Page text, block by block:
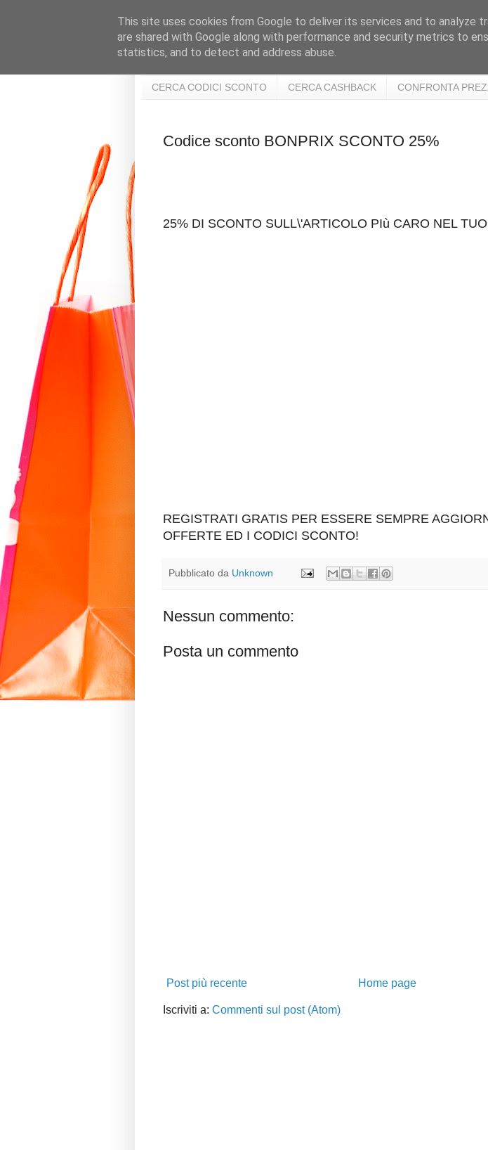
CERCA CODICI SCONTO CERCA CASHBACK CONFRONTA
Codice sconto BONPRIX SCONTO 25%
25% DI SCONTO SULL\'ARTICOLO PIù CARO NEL
REGISTRATI GRATIS PER ESSERE SEMPRE
OFFERTE ED I CODICI SCONTO!
Pubblicato da Unknown
Nessun commento:
Posta un commento
Post più recente Home page
Iscriviti a: Commenti sul post (Atom)
This site uses cookies from Google to deliver its services and to analyze
are shared with Google along with performance and security metrics to
statistics, and to detect and address abuse.